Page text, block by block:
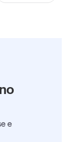
e le ricerche
e